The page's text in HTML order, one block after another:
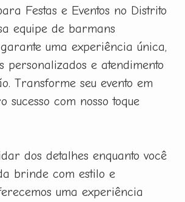
Festas e Eventos no Distrito
equipe de barmans
uma experiência única,
personalizados e atendimento
Transforme seu evento em
sucesso com nosso toque
dos detalhes enquanto você
brinde com estilo e
uma experiência